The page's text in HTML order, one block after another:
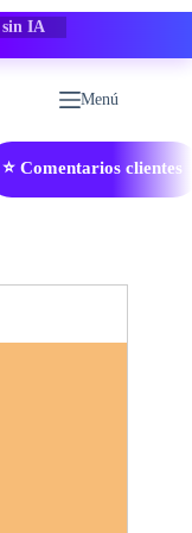
Menú
⭐ Comentarios clientes